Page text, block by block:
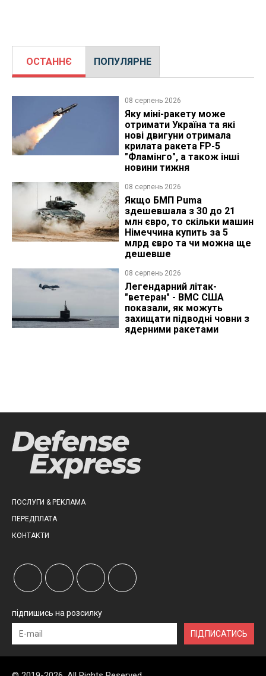
ОСТАННЄ ПОПУЛЯРНЕ
08 серпень 2026
Яку міні-ракету може
отримати Україна та які
нові двигуни отримала
крилата ракета FP-5
"Фламінго", а також інші
новини тижня
08 серпень 2026
Якщо БМП Puma
здешевшала з 30 до 21
млн євро, то скільки машин
Німеччина купить за 5
млрд євро та чи можна ще
дешевше
08 серпень 2026
Легендарний літак-
"ветеран" - ВМС США
показали, як можуть
захищати підводні човни з
ядерними ракетами
ПОСЛУГИ & РЕКЛАМА
ПЕРЕДПЛАТА
КОНТАКТИ
підпишись на розсилку
ПІДПИСАТИСЬ